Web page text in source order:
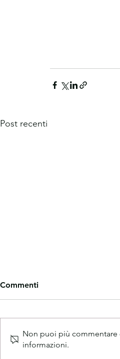
Post recenti
CHIUSURA ESTIVA
Commenti
Non puoi più
informazioni.